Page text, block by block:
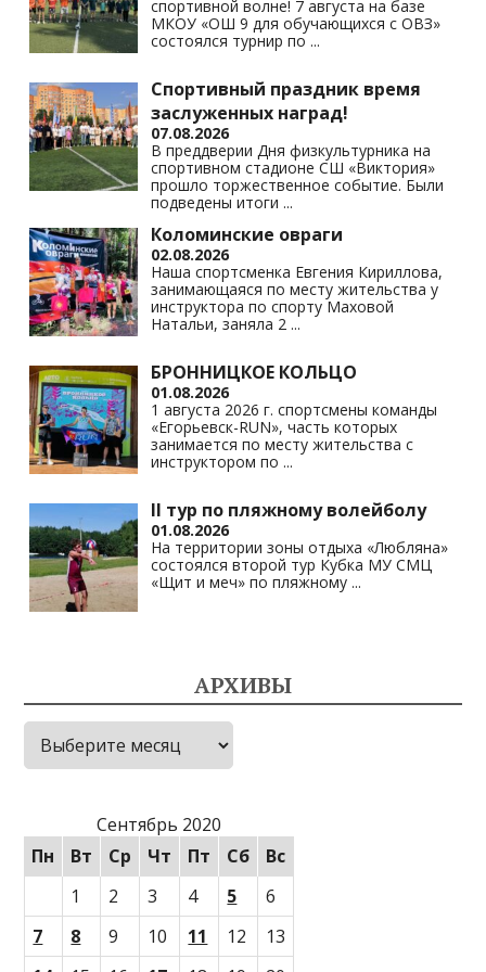
ki
спортивной волне! 7 августа на базе
МКОУ «ОШ 9 для обучающихся с ОВЗ»
состоялся турнир по ...
Спортивный праздник время
заслуженных наград!
07.08.2026
В преддверии Дня физкультурника на
спортивном стадионе СШ «Виктория»
прошло торжественное событие. Были
подведены итоги ...
Коломинские овраги
02.08.2026
Наша спортсменка Евгения Кириллова,
занимающаяся по месту жительства у
инструктора по спорту Маховой
Натальи, заняла 2 ...
БРОННИЦКОЕ КОЛЬЦО
01.08.2026
1 августа 2026 г. спортсмены команды
«Егорьевск-RUN», часть которых
занимается по месту жительства с
инструктором по ...
II тур по пляжному волейболу
01.08.2026
На территории зоны отдыха «Любляна»
состоялся второй тур Кубка МУ СМЦ
«Щит и меч» по пляжному ...
АРХИВЫ
Архивы
Сентябрь 2020
Пн
Вт Ср Чт Пт Сб
Вс
1
2 3 4 5
6
7
8 9 10 11 12
13